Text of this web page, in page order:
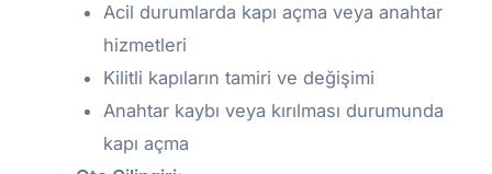
Acil durumlarda kapı açma veya anahtar
hizmetleri
Kilitli kapıların tamiri ve değişimi
Anahtar kaybı veya kırılması durumunda
kapı açma